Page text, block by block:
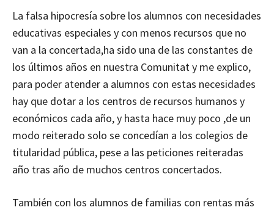
La falsa hipocresía sobre los alumnos con necesidades
educativas especiales y con menos recursos que no
van a la concertada,ha sido una de las constantes de
los últimos años en nuestra Comunitat y me explico,
para poder atender a alumnos con estas necesidades
hay que dotar a los centros de recursos humanos y
económicos cada año, y hasta hace muy poco ,de un
modo reiterado solo se concedían a los colegios de
titularidad pública, pese a las peticiones reiteradas
año tras año de muchos centros concertados.
También con los alumnos de familias con rentas más